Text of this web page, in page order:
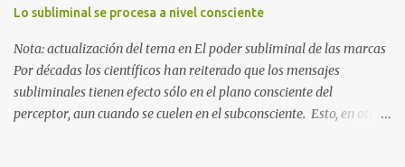
queremos conservar esas delicias al paladar para disfrutarlas al
simplemente funcionen para cumplir con la razón por las cuales
esos electrodomésticos fueron creados. Pero ¿qué ocurre cuando
uno de estos aparatos se destaca por el ruido que provoca al
funcionar? Creo que nadie se lo imagina hasta que lo vive. Jamás
Lo subliminal se procesa a nivel consciente
Nota: actualización del tema en El poder subliminal de las marcas
Por décadas los científicos han reiterado que los mensajes
subliminales tienen efecto sólo en el plano consciente del
perceptor, aun cuando se cuelen en el subconsciente. Esto, en otras